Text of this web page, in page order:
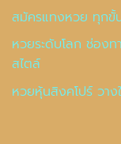
สมัครแทงหวย ทุกขั้
หวยระดับโลก ช่อง
สไตล์
หวยหุ้นสิงคโปร์ วา